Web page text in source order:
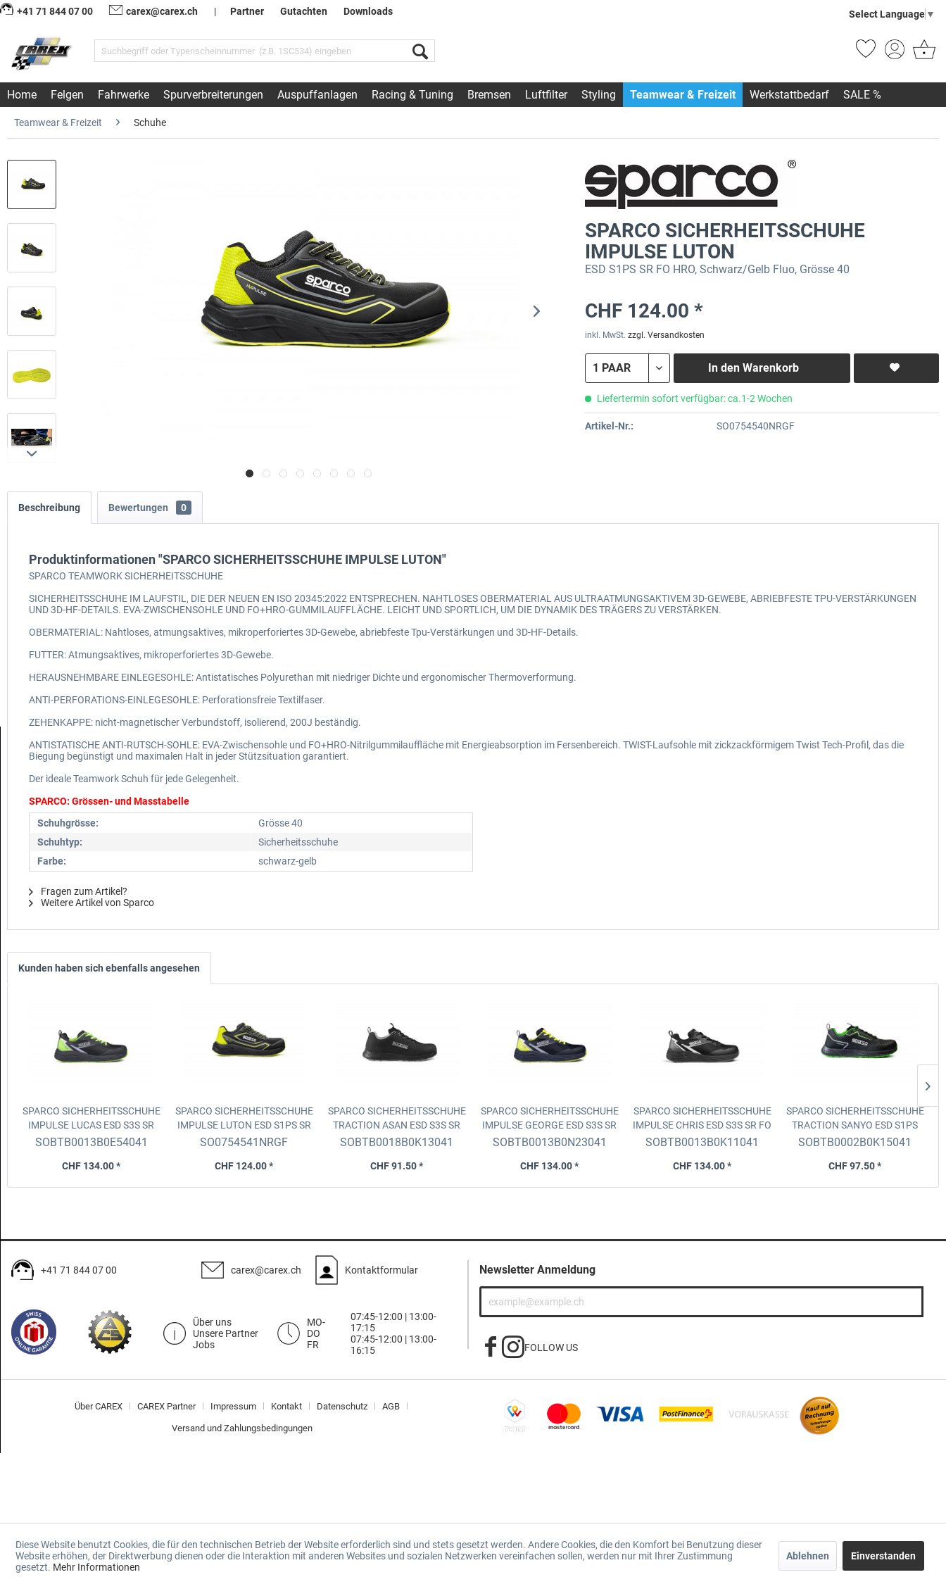
+41 71 844 07 00 carex@carex.ch | Partner Gutachten Downloads Select Language ▼
Home Felgen Fahrwerke Spurverbreiterungen Auspuffanlagen Racing & Tuning Bremsen Luftfilter Styling Teamwear & Freizeit Werkstattbedarf SALE %
Teamwear & Freizeit Schuhe
SPARCO SICHERHEITSSCHUHE
IMPULSE LUTON
ESD S1PS SR FO HRO, Schwarz/Gelb Fluo, Grösse 40
CHF 124.00 *
inkl. MwSt. zzgl. Versandkosten
In den Warenkorb
Liefertermin sofort verfügbar: ca.1-2 Wochen
Artikel-Nr.: SO0754540NRGF
Beschreibung Bewertungen 0
Produktinformationen "SPARCO SICHERHEITSSCHUHE IMPULSE LUTON"
SPARCO TEAMWORK SICHERHEITSSCHUHE
SICHERHEITSSCHUHE IM LAUFSTIL, DIE DER NEUEN EN ISO 20345:2022 ENTSPRECHEN. NAHTLOSES OBERMATERIAL AUS ULTRAATMUNGSAKTIVEM 3D-GEWEBE, ABRIEBFESTE TPU-VERSTÄRKUNGEN
UND 3D-HF-DETAILS. EVA-ZWISCHENSOHLE UND FO+HRO-GUMMILAUFFLÄCHE. LEICHT UND SPORTLICH, UM DIE DYNAMIK DES TRÄGERS ZU VERSTÄRKEN.
OBERMATERIAL: Nahtloses, atmungsaktives, mikroperforiertes 3D-Gewebe, abriebfeste Tpu-Verstärkungen und 3D-HF-Details.
FUTTER: Atmungsaktives, mikroperforiertes 3D-Gewebe.
HERAUSNEHMBARE EINLEGESOHLE: Antistatisches Polyurethan mit niedriger Dichte und ergonomischer Thermoverformung.
ANTI-PERFORATIONS-EINLEGESOHLE: Perforationsfreie Textilfaser.
ZEHENKAPPE: nicht-magnetischer Verbundstoff, isolierend, 200J beständig.
ANTISTATISCHE ANTI-RUTSCH-SOHLE: EVA-Zwischensohle und FO+HRO-Nitrilgummilauffläche mit Energieabsorption im Fersenbereich. TWIST-Laufsohle mit zickzackförmigem Twist Tech-Profil, das die
Biegung begünstigt und maximalen Halt in jeder Stützsituation garantiert.
Der ideale Teamwork Schuh für jede Gelegenheit.
SPARCO: Grössen- und Masstabelle
Schuhgrösse:
Grösse 40
Schuhtyp:
Sicherheitsschuhe
Farbe:
schwarz-gelb
Fragen zum Artikel?
Weitere Artikel von Sparco
Kunden haben sich ebenfalls angesehen
SPARCO SICHERHEITSSCHUHE
IMPULSE LUCAS ESD S3S SR
FO HRO, Dunkelgrau/Fluogrün,
SOBTB0013B0E54041
CHF 134.00 *
SPARCO SICHERHEITSSCHUHE
IMPULSE LUTON ESD S1PS SR
FO HRO, Schwarz/Gelb Fluo,
SO0754541NRGF
CHF 124.00 *
SPARCO SICHERHEITSSCHUHE
TRACTION ASAN ESD S3S SR
FO HRO, Schwarz/Silber,
SOBTB0018B0K13041
CHF 91.50 *
SPARCO SICHERHEITSSCHUHE
IMPULSE GEORGE ESD S3S SR
FO HRO, Marineblau,Gelb Fluo,
SOBTB0013B0N23041
CHF 134.00 *
SPARCO SICHERHEITSSCHUHE
IMPULSE CHRIS ESD S3S SR FO
HRO, Schwarz/Dunkelgrau,
SOBTB0013B0K11041
CHF 134.00 *
SPARCO SICHERHEITSSCHUHE
TRACTION SANYO ESD S1PS
SR FO HRO, Schwarz/Fluogrün,
SOBTB0002B0K15041
CHF 97.50 *
+41 71 844 07 00 carex@carex.ch Kontaktformular
Über uns
Unsere Partner
Jobs
MO-
DO
FR
07:45-12:00 | 13:00-
17:15
07:45-12:00 | 13:00-
16:15
Newsletter Anmeldung
FOLLOW US
Über CAREX CAREX Partner Impressum Kontakt Datenschutz AGB
Versand und Zahlungsbedingungen
Diese Website benutzt Cookies, die für den technischen Betrieb der Website erforderlich sind und stets gesetzt werden. Andere Cookies, die den Komfort bei Benutzung dieser
Website erhöhen, der Direktwerbung dienen oder die Interaktion mit anderen Websites und sozialen Netzwerken vereinfachen sollen, werden nur mit Ihrer Zustimmung
gesetzt. Mehr Informationen
Ablehnen Einverstanden